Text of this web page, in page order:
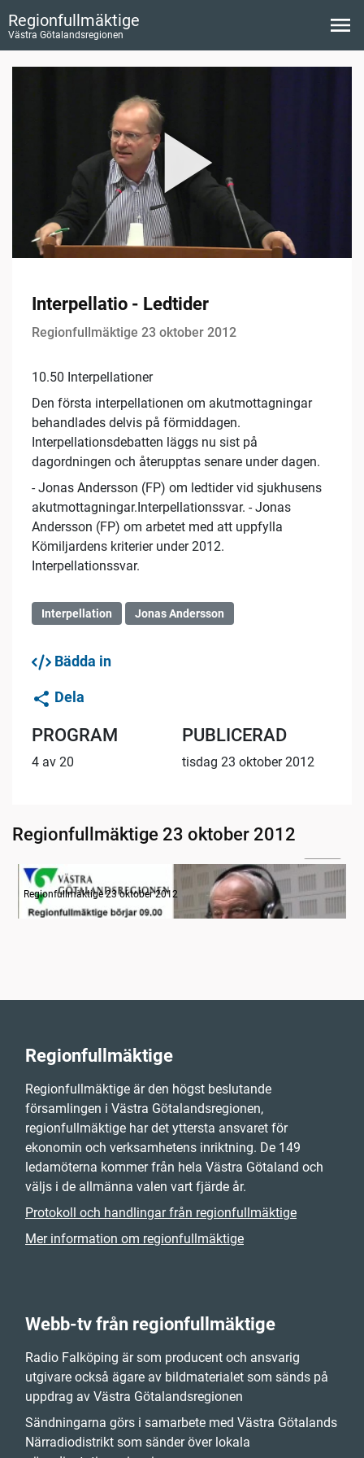
Regionfullmäktige
Västra Götalandsregionen
Interpellatio - Ledtider
Regionfullmäktige 23 oktober 2012
10.50 Interpellationer
Den första interpellationen om akutmottagningar
behandlades delvis på förmiddagen.
Interpellationsdebatten läggs nu sist på
dagordningen och återupptas senare under dagen.
- Jonas Andersson (FP) om ledtider vid sjukhusens
akutmottagningar.Interpellationssvar. - Jonas
Andersson (FP) om arbetet med att uppfylla
Kömiljardens kriterier under 2012.
Interpellationssvar.
Interpellation Jonas Andersson
Bädda in
Dela
PROGRAM
4 av 20
PUBLICERAD
tisdag 23 oktober 2012
Regionfullmäktige 23 oktober 2012
Radion informerar
Regionfullmäktige 23 oktober 2012
Regionfullmäktige
Regionfullmäktige är den högst beslutande
församlingen i Västra Götalandsregionen,
regionfullmäktige har det yttersta ansvaret för
ekonomin och verksamhetens inriktning. De 149
ledamöterna kommer från hela Västra Götaland och
väljs i de allmänna valen vart fjärde år.
Protokoll och handlingar från regionfullmäktige
Mer information om regionfullmäktige
Webb-tv från regionfullmäktige
Radio Falköping är som producent och ansvarig
utgivare också ägare av bildmaterialet som sänds på
uppdrag av Västra Götalandsregionen
Sändningarna görs i samarbete med Västra Götalands
Närradiodistrikt som sänder över lokala